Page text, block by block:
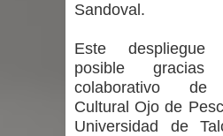
Sandoval.
Este
posible
colaborativo de
Cultural Ojo de
Universidad de